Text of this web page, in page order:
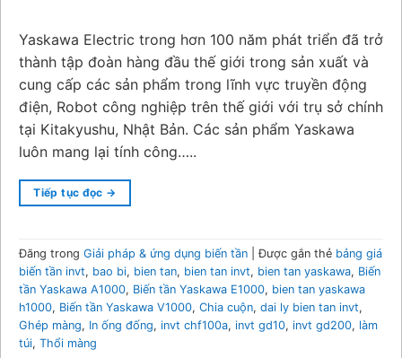
Yaskawa Electric trong hơn 100 năm phát triển đã trở
thành tập đoàn hàng đầu thế giới trong sản xuất và
cung cấp các sản phẩm trong lĩnh vực truyền động
điện, Robot công nghiệp trên thế giới với trụ sở chính
tại Kitakyushu, Nhật Bản. Các sản phẩm Yaskawa
luôn mang lại tính công…..
Tiếp tục đọc →
Đăng trong Giải pháp & ứng dụng biến tần |Được gắn thẻ bảng giá
biến tần invt, bao bi, bien tan, bien tan invt, bien tan yaskawa, Biến
tần Yaskawa A1000, Biến tần Yaskawa E1000, bien tan yaskawa
h1000, Biến tần Yaskawa V1000, Chia cuộn, dai ly bien tan invt,
Ghép màng, In ống đống, invt chf100a, invt gd10, invt gd200, làm
túi, Thổi màng